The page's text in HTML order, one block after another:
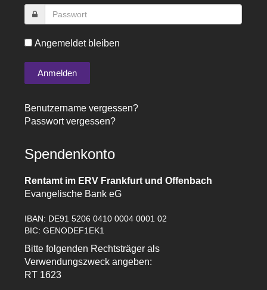
Angemeldet bleiben
Benutzername vergessen?
Passwort vergessen?
Spendenkonto
Rentamt im ERV Frankfurt und Offenbach
Evangelische Bank eG
IBAN: DE91 5206 0410 0004 0001 02
BIC: GENODEF1EK1
Bitte folgenden Rechtsträger als
Verwendungszweck angeben:
RT 1623